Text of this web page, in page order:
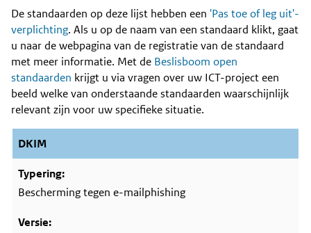
Content
De standaarden op deze lijst hebben een 'Pas toe of leg uit'-
verplichting. Als u op de naam van een standaard klikt, gaat
u naar de webpagina van de registratie van de standaard
met meer informatie. Met de Beslisboom open
standaarden krijgt u via vragen over uw ICT-project een
beeld welke van onderstaande standaarden waarschijnlijk
relevant zijn voor uw specifieke situatie.
DKIM
Bescherming tegen e-mailphishing